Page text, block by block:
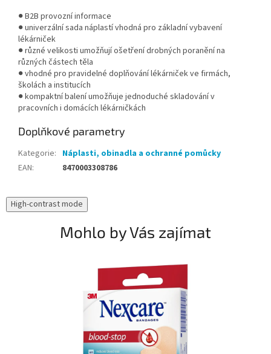
● B2B provozní informace
● univerzální sada náplastí vhodná pro základní vybavení
lékárniček
● různé velikosti umožňují ošetření drobných poranění na
různých částech těla
● vhodné pro pravidelné doplňování lékárniček ve firmách,
školách a institucích
● kompaktní balení umožňuje jednoduché skladování v
pracovních i domácích lékárničkách
Doplňkové parametry
Kategorie: Náplasti, obinadla a ochranné pomůcky
EAN: 8470003308786
High-contrast mode
Mohlo by Vás zajímat